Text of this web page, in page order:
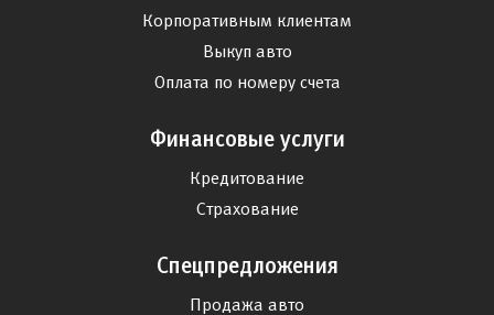
Корпоративным клиентам
Выкуп авто
Оплата по номеру счета
Финансовые услуги
Кредитование
Страхование
Спецпредложения
Продажа авто